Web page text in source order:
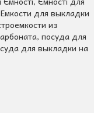
для выкладки
из
посуда для
для выкладки на